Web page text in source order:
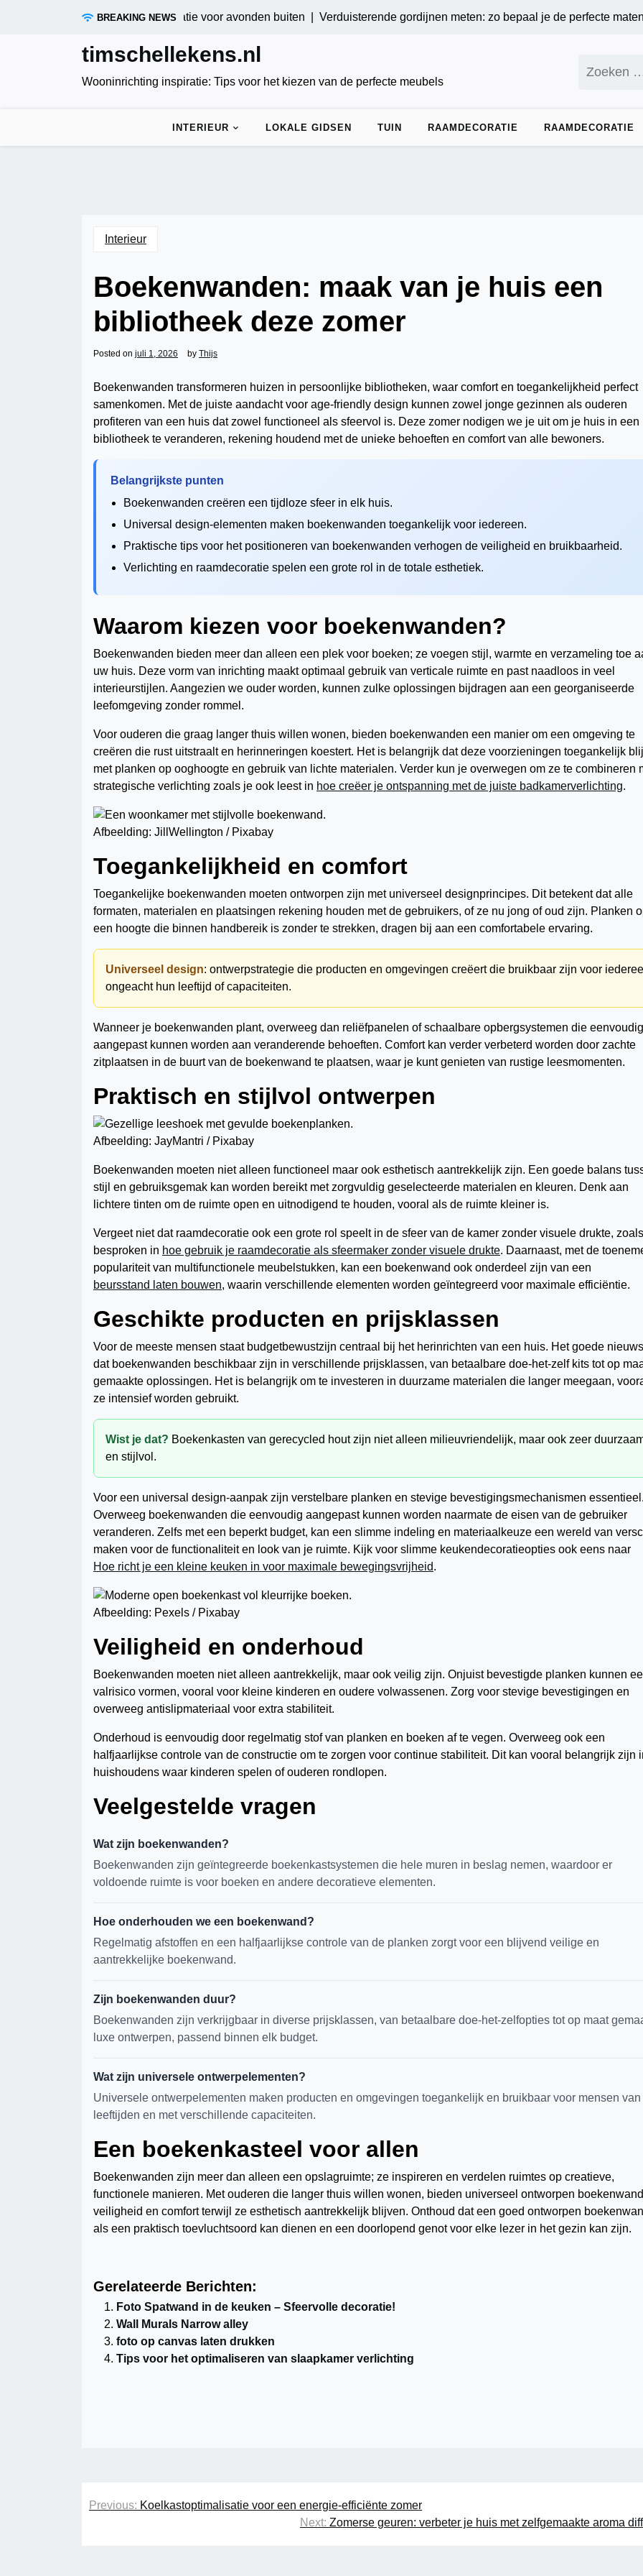
BREAKING NEWS
tuinverlichting: Innovatie voor avonden buiten |Verduisterende gordijnen meten: zo bepaal je de perfecte maten
timschellekens.nl
Wooninrichting inspiratie: Tips voor het kiezen van de perfecte meubels
naar:
INTERIEUR LOKALE GIDSEN TUIN RAAMDECORATIE RAAMDECORATIE
Interieur
Boekenwanden: maak van je huis een
bibliotheek deze zomer
Posted on juli 1, 2026 by Thijs
Boekenwanden transformeren huizen in persoonlijke bibliotheken, waar comfort en toegankelijkheid perfect
samenkomen. Met de juiste aandacht voor age-friendly design kunnen zowel jonge gezinnen als ouderen
profiteren van een huis dat zowel functioneel als sfeervol is. Deze zomer nodigen we je uit om je huis in een
bibliotheek te veranderen, rekening houdend met de unieke behoeften en comfort van alle bewoners.
Belangrijkste punten
Boekenwanden creëren een tijdloze sfeer in elk huis.
Universal design-elementen maken boekenwanden toegankelijk voor iedereen.
Praktische tips voor het positioneren van boekenwanden verhogen de veiligheid en bruikbaarheid.
Verlichting en raamdecoratie spelen een grote rol in de totale esthetiek.
Waarom kiezen voor boekenwanden?
Boekenwanden bieden meer dan alleen een plek voor boeken; ze voegen stijl, warmte en verzameling toe
uw huis. Deze vorm van inrichting maakt optimaal gebruik van verticale ruimte en past naadloos in veel
interieurstijlen. Aangezien we ouder worden, kunnen zulke oplossingen bijdragen aan een georganiseerde
leefomgeving zonder rommel.
Voor ouderen die graag langer thuis willen wonen, bieden boekenwanden een manier om een omgeving te
creëren die rust uitstraalt en herinneringen koestert. Het is belangrijk dat deze voorzieningen toegankelijk
met planken op ooghoogte en gebruik van lichte materialen. Verder kun je overwegen om ze te combineren
strategische verlichting zoals je ook leest in hoe creëer je ontspanning met de juiste badkamerverlichting.
Afbeelding: JillWellington / Pixabay
Toegankelijkheid en comfort
Toegankelijke boekenwanden moeten ontworpen zijn met universeel designprincipes. Dit betekent dat alle
formaten, materialen en plaatsingen rekening houden met de gebruikers, of ze nu jong of oud zijn. Planken
een hoogte die binnen handbereik is zonder te strekken, dragen bij aan een comfortabele ervaring.
Universeel design: ontwerpstrategie die producten en omgevingen creëert die bruikbaar zijn voor
ongeacht hun leeftijd of capaciteiten.
Wanneer je boekenwanden plant, overweeg dan reliëfpanelen of schaalbare opbergsystemen die eenvoudig
aangepast kunnen worden aan veranderende behoeften. Comfort kan verder verbeterd worden door zachte
zitplaatsen in de buurt van de boekenwand te plaatsen, waar je kunt genieten van rustige leesmomenten.
Praktisch en stijlvol ontwerpen
Afbeelding: JayMantri / Pixabay
Boekenwanden moeten niet alleen functioneel maar ook esthetisch aantrekkelijk zijn. Een goede balans
stijl en gebruiksgemak kan worden bereikt met zorgvuldig geselecteerde materialen en kleuren. Denk aan
lichtere tinten om de ruimte open en uitnodigend te houden, vooral als de ruimte kleiner is.
Vergeet niet dat raamdecoratie ook een grote rol speelt in de sfeer van de kamer zonder visuele drukte, zoals
besproken in hoe gebruik je raamdecoratie als sfeermaker zonder visuele drukte. Daarnaast, met de
populariteit van multifunctionele meubelstukken, kan een boekenwand ook onderdeel zijn van een
beursstand laten bouwen, waarin verschillende elementen worden geïntegreerd voor maximale efficiëntie.
Geschikte producten en prijsklassen
Voor de meeste mensen staat budgetbewustzijn centraal bij het herinrichten van een huis. Het goede
dat boekenwanden beschikbaar zijn in verschillende prijsklassen, van betaalbare doe-het-zelf kits tot op
gemaakte oplossingen. Het is belangrijk om te investeren in duurzame materialen die langer meegaan,
ze intensief worden gebruikt.
Wist je dat? Boekenkasten van gerecycled hout zijn niet alleen milieuvriendelijk, maar ook zeer
en stijlvol.
Voor een universal design-aanpak zijn verstelbare planken en stevige bevestigingsmechanismen essentieel.
Overweeg boekenwanden die eenvoudig aangepast kunnen worden naarmate de eisen van de gebruiker
veranderen. Zelfs met een beperkt budget, kan een slimme indeling en materiaalkeuze een wereld van
maken voor de functionaliteit en look van je ruimte. Kijk voor slimme keukendecoratieopties ook eens naar
Hoe richt je een kleine keuken in voor maximale bewegingsvrijheid.
Afbeelding: Pexels / Pixabay
Veiligheid en onderhoud
Boekenwanden moeten niet alleen aantrekkelijk, maar ook veilig zijn. Onjuist bevestigde planken kunnen
valrisico vormen, vooral voor kleine kinderen en oudere volwassenen. Zorg voor stevige bevestigingen en
overweeg antislipmateriaal voor extra stabiliteit.
Onderhoud is eenvoudig door regelmatig stof van planken en boeken af te vegen. Overweeg ook een
halfjaarlijkse controle van de constructie om te zorgen voor continue stabiliteit. Dit kan vooral belangrijk zijn
huishoudens waar kinderen spelen of ouderen rondlopen.
Veelgestelde vragen
Wat zijn boekenwanden?
Boekenwanden zijn geïntegreerde boekenkastsystemen die hele muren in beslag nemen, waardoor er
voldoende ruimte is voor boeken en andere decoratieve elementen.
Hoe onderhouden we een boekenwand?
Regelmatig afstoffen en een halfjaarlijkse controle van de planken zorgt voor een blijvend veilige en
aantrekkelijke boekenwand.
Zijn boekenwanden duur?
Boekenwanden zijn verkrijgbaar in diverse prijsklassen, van betaalbare doe-het-zelfopties tot op maat
luxe ontwerpen, passend binnen elk budget.
Wat zijn universele ontwerpelementen?
Universele ontwerpelementen maken producten en omgevingen toegankelijk en bruikbaar voor mensen
leeftijden en met verschillende capaciteiten.
Een boekenkasteel voor allen
Boekenwanden zijn meer dan alleen een opslagruimte; ze inspireren en verdelen ruimtes op creatieve,
functionele manieren. Met ouderen die langer thuis willen wonen, bieden universeel ontworpen
veiligheid en comfort terwijl ze esthetisch aantrekkelijk blijven. Onthoud dat een goed ontworpen
als een praktisch toevluchtsoord kan dienen en een doorlopend genot voor elke lezer in het gezin kan zijn.
Gerelateerde Berichten:
Foto Spatwand in de keuken – Sfeervolle decoratie!
Wall Murals Narrow alley
foto op canvas laten drukken
Tips voor het optimaliseren van slaapkamer verlichting
Bericht
Previous: Koelkastoptimalisatie voor een energie-efficiënte zomer
Next: Zomerse geuren: verbeter je huis met zelfgemaakte aroma